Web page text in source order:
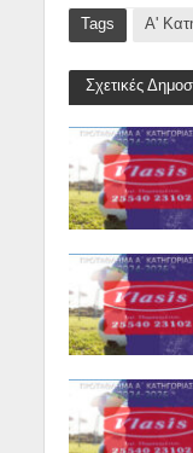
Tags Α'
Σχετικές